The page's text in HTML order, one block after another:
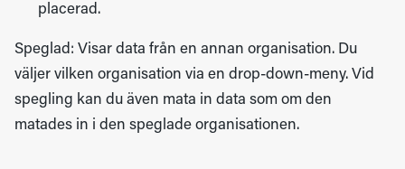
placerad.
Speglad: Visar data från en annan organisation. Du
väljer vilken organisation via en drop-down-meny. Vid
spegling kan du även mata in data som om den
matades in i den speglade organisationen.